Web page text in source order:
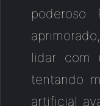
poderoso
lidar com
tentando
artificial